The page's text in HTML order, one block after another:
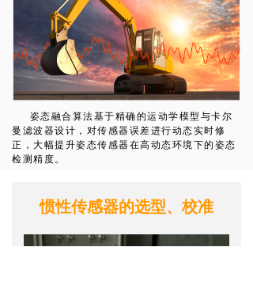
姿态融合算法基于精确的运动学模型与卡尔
曼滤波器设计，对传感器误差进行动态实时修
正，大幅提升姿态传感器在高动态环境下的姿态
检测精度。
惯性传感器的选型、校准